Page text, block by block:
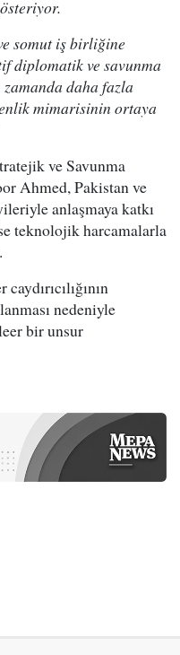
somut iş birliğine
diplomatik ve savunma
zamanda daha fazla
mimarisinin ortaya
ve Savunma
Ahmed, Pakistan ve
anlaşmaya katkı
teknolojik harcamalarla
nedeniyle
bir unsur